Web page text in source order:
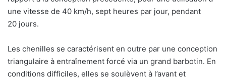
une vitesse de 40 km/h, sept heures par jour, pendant
20 jours.
Les chenilles se caractérisent en outre par une conception
triangulaire à entraînement forcé via un grand barbotin. En
conditions difficiles, elles se soulèvent à l’avant et